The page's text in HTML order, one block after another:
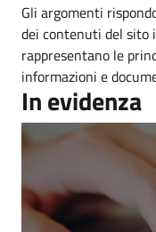
Gli argomenti
dei contenuti del sito
rappresentano le
informazioni e
In evidenza